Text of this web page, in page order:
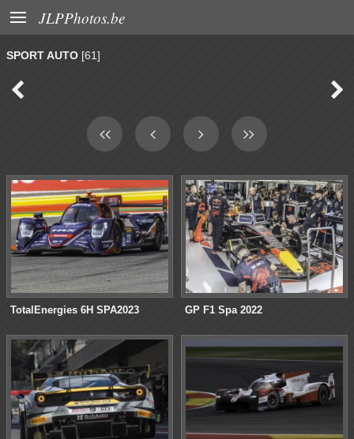
 JLPPhotos.be
SPORT AUTO [61]
 
TotalEnergies 6H SPA2023 GP F1 Spa 2022